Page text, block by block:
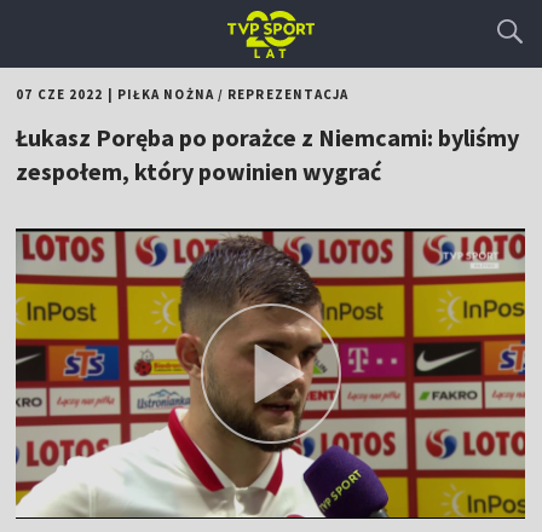
07 CZE 2022 PIŁKA NOŻNA/ REPREZENTACJA
Łukasz Poręba po porażce z Niemcami: byliśmy
zespołem, który powinien wygrać